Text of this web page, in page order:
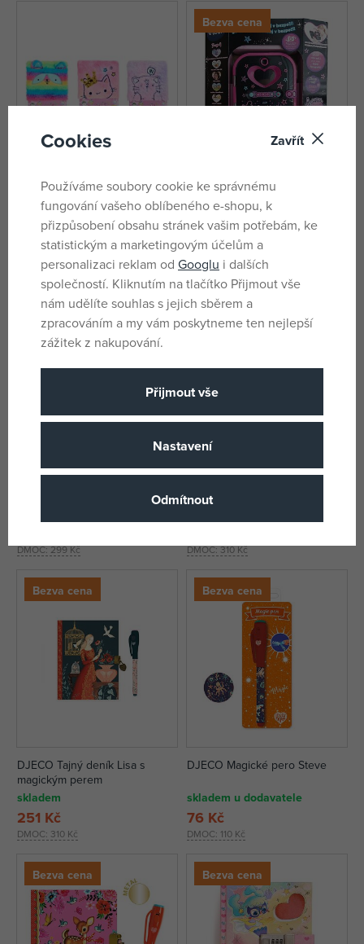
Create it! Plyšový deníček, 3
druhy
skladem
219 Kč
Bezva cena
Vtech Kidi Secret Safe - Môj
tajný denník - čierný SK
skladem
DMOC: 2 299 Kč
1 800 Kč
Bezva cena
DMOC:299 Kč
magickým perem
DMOC:310 Kč
Bezva cena
DJECO Tajný deník Lisa s
magickým perem
skladem
DMOC: 310 Kč
251 Kč
Bezva cena
DJECO Magické pero Steve
skladem u dodavatele
DMOC: 110 Kč
76 Kč
Bezva cena Bezva cena
Cookies Zavřít
Používáme soubory cookie ke správnému
fungování vašeho oblíbeného e-shopu, k
přizpůsobení obsahu stránek vašim potřebám, ke
statistickým a marketingovým účelům a
personalizaci reklam od Googlu i dalších
společností. Kliknutím na tlačítko Přijmout vše
nám udělíte souhlas s jejich sběrem a
zpracováním a my vám poskytneme ten nejlepší
zážitek z nakupování.
Přijmout vše
Nastavení
Odmítnout